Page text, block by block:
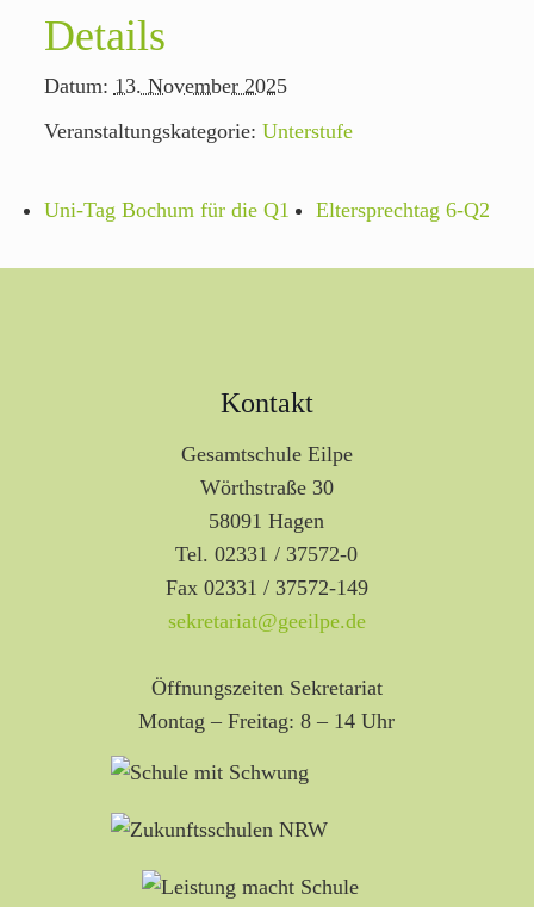
Details
Datum: 13. November 2025
Veranstaltungskategorie: Unterstufe
Uni-Tag Bochum für die Q1 Eltersprechtag 6-Q2
Kontakt
Gesamtschule Eilpe
Wörthstraße 30
58091 Hagen
Tel. 02331 / 37572-0
Fax 02331 / 37572-149
sekretariat@geeilpe.de
Öffnungszeiten Sekretariat
Montag – Freitag: 8 – 14 Uhr